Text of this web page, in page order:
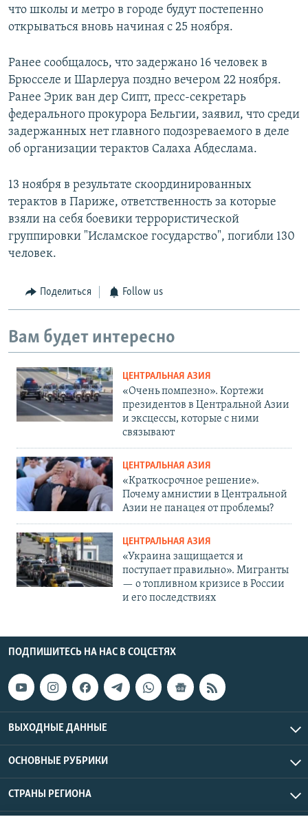
что школы и метро в городе будут постепенно
открываться вновь начиная с 25 ноября.
Ранее сообщалось, что задержано 16 человек в
Брюсселе и Шарлеруа поздно вечером 22 ноября.
Ранее Эрик ван дер Сипт, пресс-секретарь
федерального прокурора Бельгии, заявил, что среди
задержанных нет главного подозреваемого в деле
об организации терактов Салаха Абдеслама.
13 ноября в результате скоординированных
терактов в Париже, ответственность за которые
взяли на себя боевики террористической
группировки "Исламское государство", погибли 130
человек.
Поделиться Follow us
Вам будет интересно
ЦЕНТРАЛЬНАЯ АЗИЯ
«Очень помпезно». Кортежи
президентов в Центральной Азии
и эксцессы, которые с ними
связывают
ЦЕНТРАЛЬНАЯ АЗИЯ
«Краткосрочное решение».
Почему амнистии в Центральной
Азии не панацея от проблемы?
ЦЕНТРАЛЬНАЯ АЗИЯ
«Украина защищается и
поступает правильно». Мигранты
— о топливном кризисе в России
и его последствиях
ПОДПИШИТЕСЬ НА НАС В СОЦСЕТЯХ
ВЫХОДНЫЕ ДАННЫЕ
ОСНОВНЫЕ РУБРИКИ
СТРАНЫ РЕГИОНА